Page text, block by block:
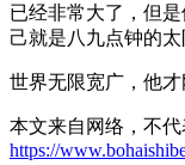
已经非常大了，但
己就是八九点钟的太
世界无限宽广，他才
本文来自网络，不
https://